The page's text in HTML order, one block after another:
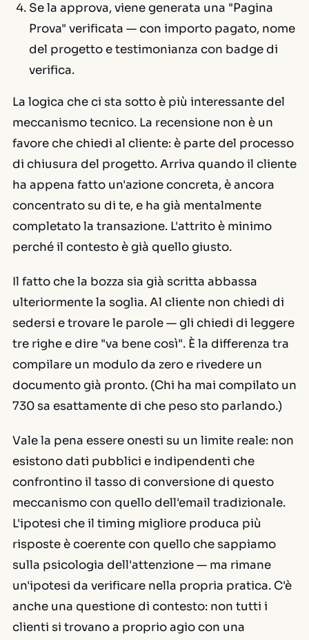
Se la approva, viene generata una "Pagina
Prova" verificata — con importo pagato, nome
del progetto e testimonianza con badge di
verifica.
La logica che ci sta sotto è più interessante del
meccanismo tecnico. La recensione non è un
favore che chiedi al cliente: è parte del processo
di chiusura del progetto. Arriva quando il cliente
ha appena fatto un'azione concreta, è ancora
concentrato su di te, e ha già mentalmente
completato la transazione. L'attrito è minimo
perché il contesto è già quello giusto.
Il fatto che la bozza sia già scritta abbassa
ulteriormente la soglia. Al cliente non chiedi di
sedersi e trovare le parole — gli chiedi di leggere
tre righe e dire "va bene così". È la differenza tra
compilare un modulo da zero e rivedere un
documento già pronto. (Chi ha mai compilato un
730 sa esattamente di che peso sto parlando.)
Vale la pena essere onesti su un limite reale: non
esistono dati pubblici e indipendenti che
confrontino il tasso di conversione di questo
meccanismo con quello dell'email tradizionale.
L'ipotesi che il timing migliore produca più
risposte è coerente con quello che sappiamo
sulla psicologia dell'attenzione — ma rimane
un'ipotesi da verificare nella propria pratica. C'è
anche una questione di contesto: non tutti i
clienti si trovano a proprio agio con una